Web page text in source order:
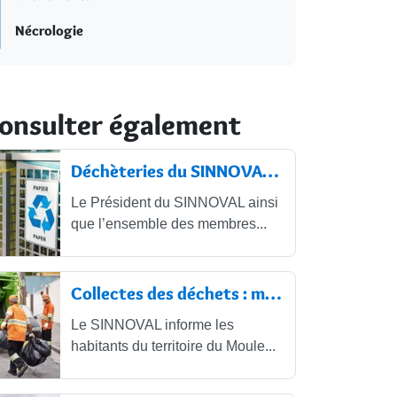
Nécrologie
également
Déchèteries du SINNOVAL : restrictions
Le Président du SINNOVAL ainsi
que l’ensemble des membres...
Collectes des déchets : modifications...
Le SINNOVAL informe les
habitants du territoire du Moule...